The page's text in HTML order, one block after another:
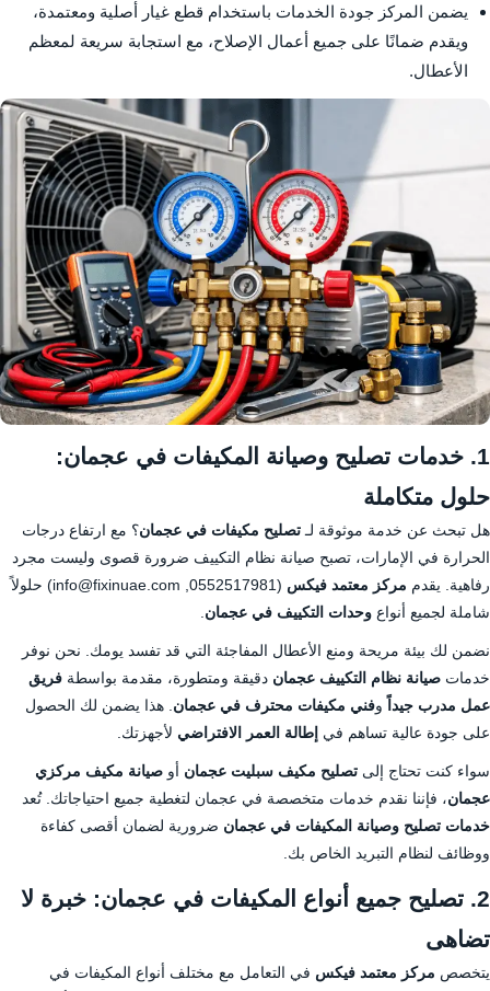
يضمن المركز جودة الخدمات باستخدام قطع غيار أصلية ومعتمدة،
ويقدم ضمانًا على جميع أعمال الإصلاح، مع استجابة سريعة لمعظم
الأعطال.
1. خدمات تصليح وصيانة المكيفات في عجمان:
حلول متكاملة
هل تبحث عن خدمة موثوقة لـتصليح مكيفات في عجمان؟ مع ارتفاع درجات
الحرارة في الإمارات، تصبح صيانة نظام التكييف ضرورة قصوى وليست مجرد
رفاهية. يقدم مركز معتمد فيكس
(0552517981, info@fixinuae.com) حلولاً
شاملة لجميع أنواع وحدات التكييف في عجمان.
نضمن لك بيئة مريحة ومنع الأعطال المفاجئة التي قد تفسد يومك. نحن نوفر
خدمات صيانة نظام التكييف عجمان دقيقة ومتطورة، مقدمة بواسطة فريق
عمل مدرب جيداً وفني مكيفات محترف في عجمان. هذا يضمن لك الحصول
على جودة عالية تساهم في إطالة العمر الافتراضي لأجهزتك.
سواء كنت تحتاج إلى تصليح مكيف سبليت عجمان أو صيانة مكيف مركزي
عجمان، فإننا نقدم خدمات متخصصة في عجمان لتغطية جميع احتياجاتك. تُعد
خدمات تصليح وصيانة المكيفات في عجمان ضرورية لضمان أقصى كفاءة
ووظائف لنظام التبريد الخاص بك.
2. تصليح جميع أنواع المكيفات في عجمان: خبرة لا
تضاهى
يتخصص مركز معتمد فيكس في التعامل مع مختلف أنواع المكيفات في